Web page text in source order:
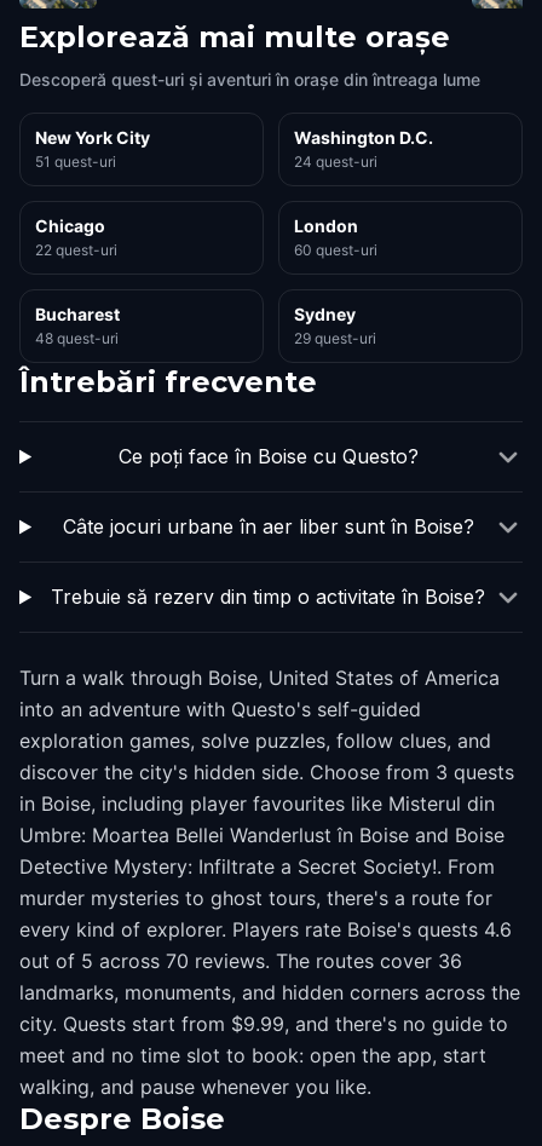
Explorează mai multe orașe
Descoperă quest-uri și aventuri în orașe din întreaga lume
New York City
51 quest-uri
Washington D.C.
24 quest-uri
Chicago
22 quest-uri
London
60 quest-uri
Bucharest
48 quest-uri
Sydney
29 quest-uri
Întrebări frecvente
Ce poți face în Boise cu Questo?
Câte jocuri urbane în aer liber sunt în Boise?
Trebuie să rezerv din timp o activitate în Boise?
Turn a walk through Boise, United States of America
into an adventure with Questo's self-guided
exploration games, solve puzzles, follow clues, and
discover the city's hidden side. Choose from 3 quests
in Boise, including player favourites like Misterul din
Umbre: Moartea Bellei Wanderlust în Boise and Boise
Detective Mystery: Infiltrate a Secret Society!. From
murder mysteries to ghost tours, there's a route for
every kind of explorer. Players rate Boise's quests 4.6
out of 5 across 70 reviews. The routes cover 36
landmarks, monuments, and hidden corners across the
city. Quests start from $9.99, and there's no guide to
meet and no time slot to book: open the app, start
walking, and pause whenever you like.
Despre Boise